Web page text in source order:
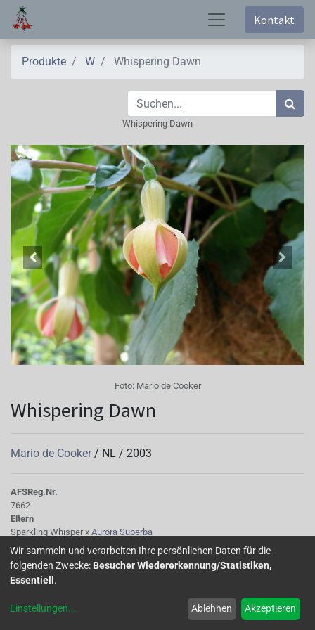
Kontakt
Produkte W Whispering Dawn
Whispering Dawn
Foto: Mario de Cooker
Whispering Dawn
Mario de Cooker / NL / 2003
AFSReg.Nr.
7662
Eltern
Sparkling Whisper x Aurora Superba
'Whispering Dawn’' (De Cooker,2003,AFS 7662) entstammt
der Kreuzung zwischen 'Sparkling Whisper' x'Aurora
Superba' und ist einSchwestersetzling von F. 'Jac Damen'.
Diese produktiveFuchsie ist nach den Pollen der
Wir sammeln und verarbeiten Ihre persönlichen Daten für die
folgenden Zwecke: Besucher Wiedererkennung/Statistiken,
Essentiell .
Einstellungen... Ablehnen Akzeptieren